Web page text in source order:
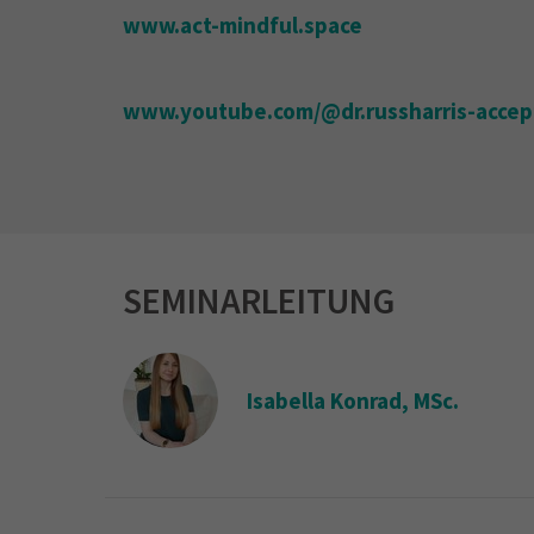
www.act-mindful.space
www.youtube.com/@dr.russharris-
SEMINARLEITUNG
Isabella Konrad, MSc.